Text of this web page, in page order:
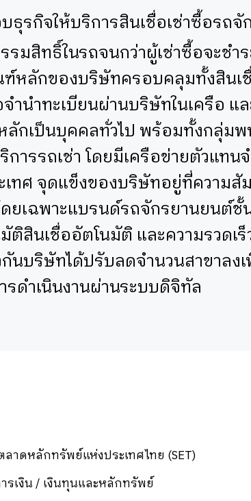
ธุรกิจให้บริการสินเชื่อเช่าซื้อรถ
มสิทธิ์ในรถจนกว่าผู้เช่าซื้อจะชำ
หลักของบริษัทครอบคลุมทั้งสินเ
ำนำทะเบียนผ่านบริษัทในเครือ แ
ลักเป็นบุคคลทั่วไป พร้อมทั้งกลุ่ม
ารรถเช่า โดยมีเครือข่ายตัวแทน
เทศ จุดแข็งของบริษัทอยู่ที่ความ
ยเฉพาะแบรนด์รถจักรยานยนต์ชั้
ติสินเชื่ออัตโนมัติ และความรวดเร็
นบริษัทได้ปรับลดจำนวนสาขาลง
ดำเนินงานผ่านระบบดิจิทัล
ลาดหลักทรัพย์แห่งประเทศไทย (SET)
รเงิน / เงินทุนและหลักทรัพย์